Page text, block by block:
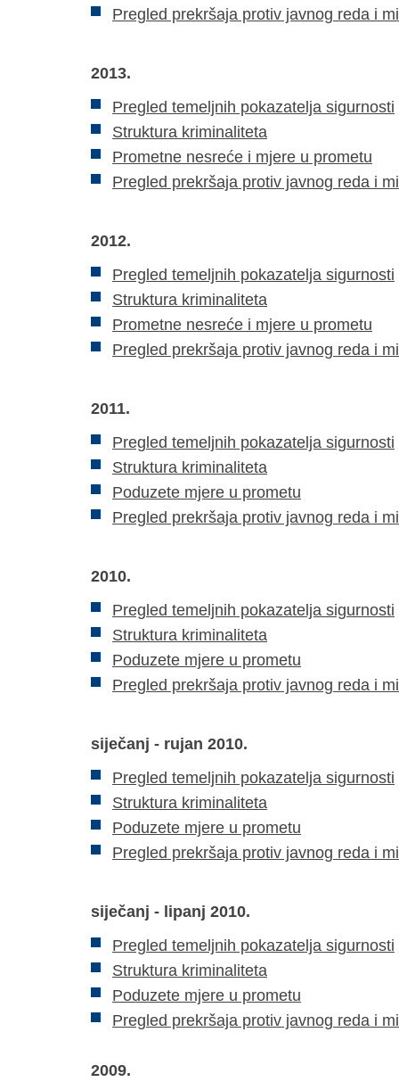
Pregled prekršaja protiv javnog reda i
2013.
Pregled temeljnih pokazatelja sigurnosti
Struktura kriminaliteta
Prometne nesreće i mjere u prometu
Pregled prekršaja protiv javnog reda i
2012.
Pregled temeljnih pokazatelja sigurnosti
Struktura kriminaliteta
Prometne nesreće i mjere u prometu
Pregled prekršaja protiv javnog reda i
2011.
Pregled temeljnih pokazatelja sigurnosti
Struktura kriminaliteta
Poduzete mjere u prometu
Pregled prekršaja protiv javnog reda i
2010.
Pregled temeljnih pokazatelja sigurnosti
Struktura kriminaliteta
Poduzete mjere u prometu
Pregled prekršaja protiv javnog reda i
siječanj - rujan 2010.
Pregled temeljnih pokazatelja sigurnosti
Struktura kriminaliteta
Poduzete mjere u prometu
Pregled prekršaja protiv javnog reda i
siječanj - lipanj 2010.
Pregled temeljnih pokazatelja sigurnosti
Struktura kriminaliteta
Poduzete mjere u prometu
Pregled prekršaja protiv javnog reda i
2009.